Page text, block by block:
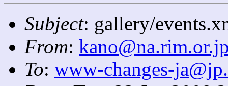
Subject: gallery/
From:
To: www-changes-